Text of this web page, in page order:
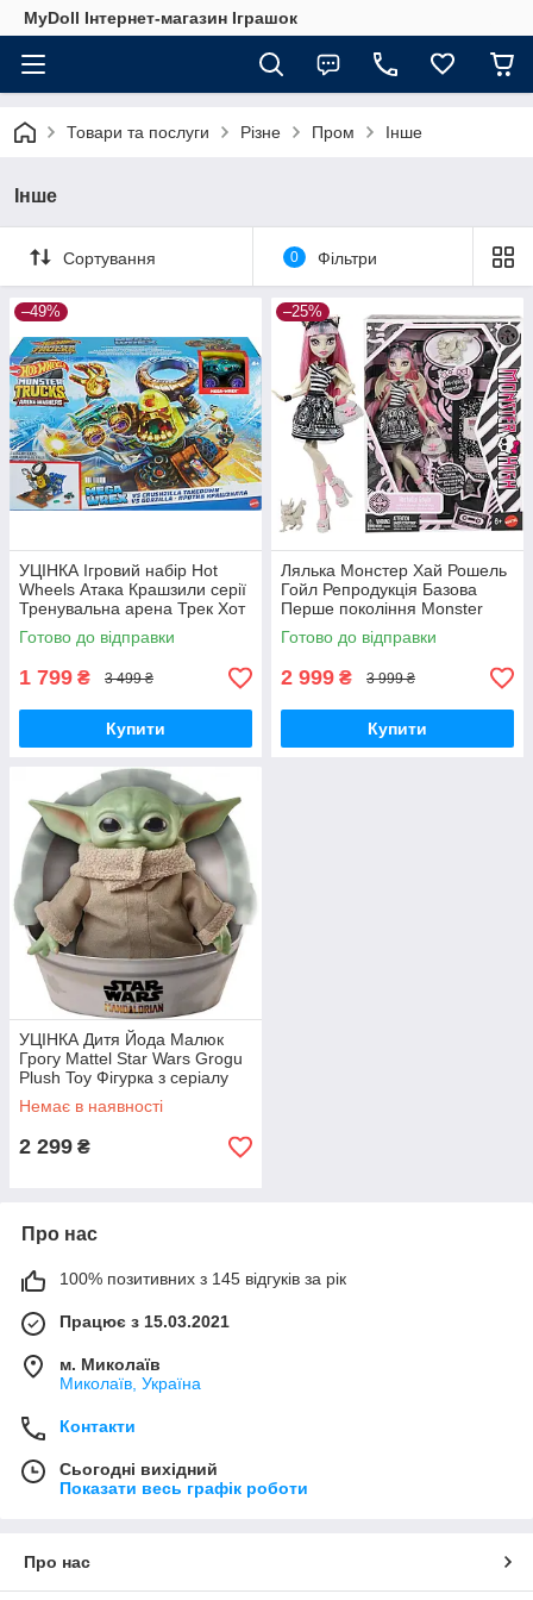
MyDoll Інтернет-магазин Іграшок
Товари та послуги Різне Пром Інше
Інше
Сортування 0 Фільтри
–49%
УЦІНКА Ігровий набір Hot
Wheels Атака Крашзили серії
Тренувальна арена Трек Хот
Вілс Crushzilla HPN71 Mattel
MyDoll.com.ua
Готово до відправки
1 799 ₴ 3 499 ₴
Купити
–25%
Лялька Монстер Хай Рошель
Гойл Репродукція Базова
Перше покоління Monster
High Rochelle Goyle JHK57
Mattel Оригінал
Готово до відправки
2 999 ₴ 3 999 ₴
Купити
УЦІНКА Дитя Йода Малюк
Грогу Mattel Star Wars Grogu
Plush Toy Фігурка з серіалу
Зоряні війни: Мандалорец
GWD85
Немає в наявності
2 299 ₴
Про нас
100% позитивних з 145 відгуків за рік
Працює з 15.03.2021
м. Миколаїв
Миколаїв, Україна
Контакти
Сьогодні вихідний
Показати весь графік роботи
Про нас